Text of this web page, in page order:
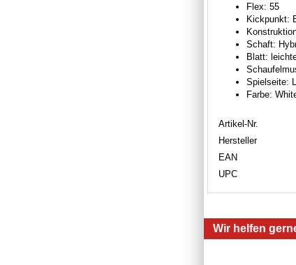
Flex: 55
Kickpunkt:
Schaft:
Blatt:
Spielseite:
Farbe:
Artikel-Nr.
Hersteller
EAN
UPC
Wir helfen